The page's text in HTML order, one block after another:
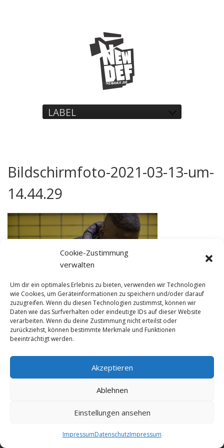
Cookie-Zustimmung
verwalten
Um dir ein optimales Erlebnis zu bieten, verwenden wir Technologien
wie Cookies, um Geräteinformationen zu speichern und/oder darauf
zuzugreifen. Wenn du diesen Technologien zustimmst, können wir
Daten wie das Surfverhalten oder eindeutige IDs auf dieser Website
verarbeiten. Wenn du deine Zustimmung nicht erteilst oder
zurückziehst, können bestimmte Merkmale und Funktionen
beeinträchtigt werden.
Akzeptieren
Ablehnen
Einstellungen ansehen
ImpressumDatenschutzImpressum
LABEL
Bildschirmfoto-2021-03-13-um-
14.44.29
13 M�rz 2021 in
© NewDEF 2026
Kontakt
Impressum
Datenschutz